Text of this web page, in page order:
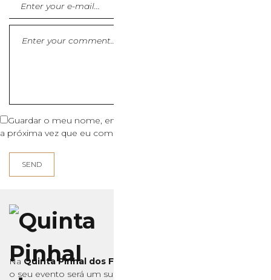
Guardar o meu nome, email e site neste navegador para
a próxima vez que eu comentar.
Na Quinta Pinhal dos Frades
o seu evento será um sucesso, confie!